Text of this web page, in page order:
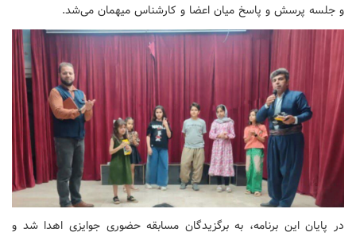
و جلسه پرسش و پاسخ میان اعضا و کارشناس میهمان می‌شد.
در پایان این برنامه، به برگزیدگان مسابقه حضوری جوایزی اهدا شد و